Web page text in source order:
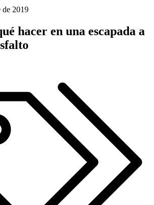
de 2019
hacer en una escapada a